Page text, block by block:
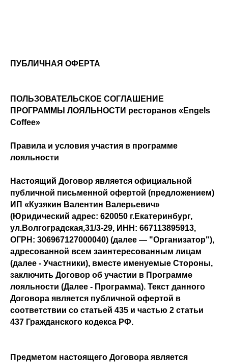
ПУБЛИЧНАЯ ОФЕРТА
ПОЛЬЗОВАТЕЛЬСКОЕ СОГЛАШЕНИЕ
ПРОГРАММЫ ЛОЯЛЬНОСТИ ресторанов «Engels
Coffee»
Правила и условия участия в программе
лояльности
Настоящий Договор является официальной
публичной письменной офертой (предложением)
ИП «Кузякин Валентин Валерьевич»
(Юридический адрес: 620050 г.Екатеринбург,
ул.Волгоградская,31/3-29, ИНН: 667113895913,
ОГРН: 306967127000040) (далее — "Организатор"),
адресованной всем заинтересованным лицам
(далее - Участники), вместе именуемые Стороны,
заключить Договор об участии в Программе
лояльности (Далее - Программа). Текст данного
Договора является публичной офертой в
соответствии со статьей 435 и частью 2 статьи
437 Гражданского кодекса РФ.
Предметом настоящего Договора является